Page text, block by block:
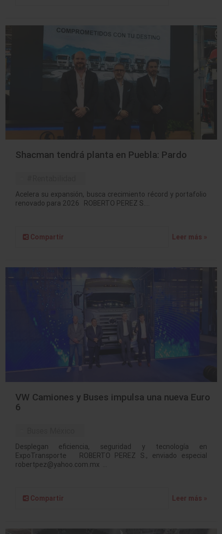
Shacman tendrá planta en Puebla: Pardo
Acelera su expansión, busca crecimiento récord y portafolio
renovado para 2026 ROBERTO PEREZ S.…
Compartir Leer más »
VW Camiones y Buses impulsa una nueva Euro
6
Desplegan eficiencia, seguridad y tecnología en
ExpoTransporte ROBERTO PEREZ S., enviado especial
robertpez@yahoo.com.mx …
Compartir Leer más »